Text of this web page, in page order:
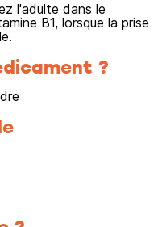
l'adulte dans le
B1, lorsque la prise
?